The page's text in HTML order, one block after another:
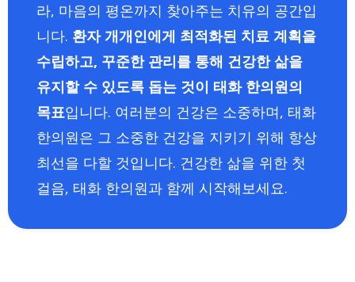
라, 마음의 평온까지 찾아주는 치유의 공간입
니다. 환자 개개인에게 최적화된 치료 계획을
수립하고, 꾸준한 관리를 통해 건강한 삶을
유지할 수 있도록 돕는 것이 태화 한의원의
목표입니다. 여러분의 건강은 소중하며, 태화
한의원은 그 소중한 건강을 지키기 위해 항상
최선을 다할 것입니다. 건강한 삶을 위한 첫
걸음, 태화 한의원과 함께 시작해보세요.